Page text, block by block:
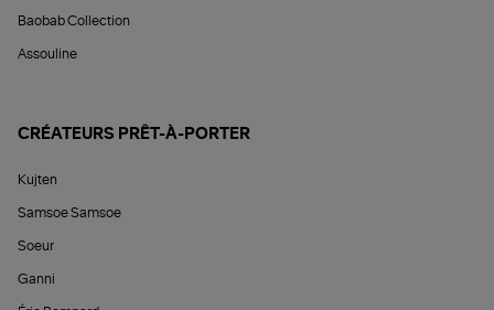
Baobab Collection
Assouline
CRÉATEURS PRÊT-À-PORTER
Kujten
Samsoe Samsoe
Soeur
Ganni